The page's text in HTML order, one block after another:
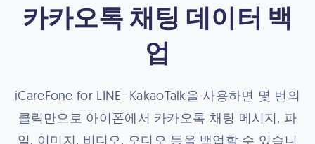
카카오톡 채팅 데이터 백
업
iCareFone for LINE- KakaoTalk을 사용하면 몇 번의
클릭만으로 아이폰에서 카카오톡 채팅 메시지, 파
일, 이미지, 비디오, 오디오 등을 백업할 수 있습니